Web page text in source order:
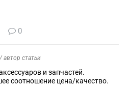
0
/ автор статьи
и запчастей.
соотношение цена/качество.